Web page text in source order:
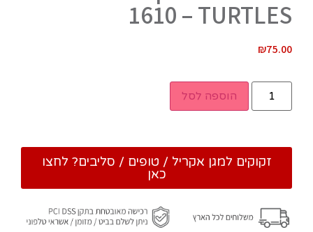
1610 – TURTLES
₪75.00
הוספה לסל
זקוקים למגן אקריל / טופים / סליבים? לחצו
כאן